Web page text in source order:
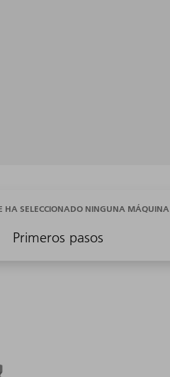
Primeros pasos
HA SELECCIONADO NINGUNA MÁQUINA